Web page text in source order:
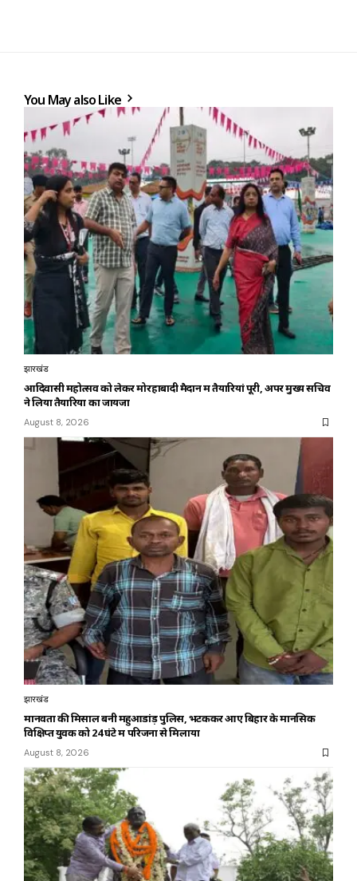
You May also Like
झारखंड
आदिवासी महोत्सव को लेकर मोरहाबादी मैदान में तैयारियां पूरी, अपर मुख्य सचिव
ने लिया तैयारियों का जायजा
August 8, 2026
झारखंड
मानवता की मिसाल बनी महुआडांड़ पुलिस, भटककर आए बिहार के मानसिक
विक्षिप्त युवक को 24 घंटे में परिजनों से मिलाया
August 8, 2026